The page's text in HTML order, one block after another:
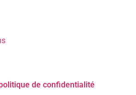
de confidentialité